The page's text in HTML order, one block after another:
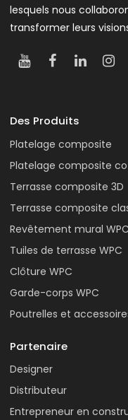
lesquels nous
transformer leurs
Des Produits
Platelage composite
Platelage composite
Terrasse composite 3D
Terrasse composite
Revêtement mural WPC
Tuiles de terrasse WPC
Clôture WPC
Garde-corps WPC
Poutrelles et
Partenaire
Designer
Distributeur
Entrepreneur en